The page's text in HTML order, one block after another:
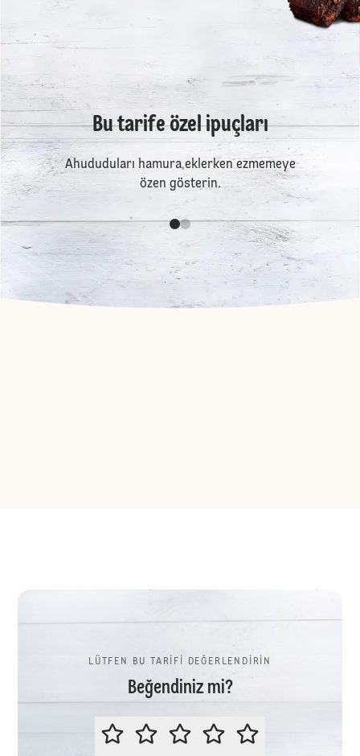
Bu tarife özel ipuçları
Ahududuları hamura eklerken ezmemeye
özen gösterin.
LÜTFEN BU TARİFİ DEĞERLENDİRİN
Beğendiniz mi?
LÜTFEN BU TARİFİ